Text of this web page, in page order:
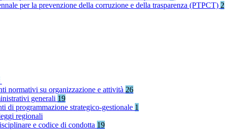
per la prevenzione della corruzione e della trasparenza (PTPCT) 2
normativi su organizzazione e attività 26
generali 19
di programmazione strategico-gestionale 1
regionali
e codice di condotta 19